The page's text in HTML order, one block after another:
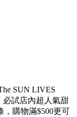
SUN LIVES
必試店內超人氣甜
購物滿$500更可